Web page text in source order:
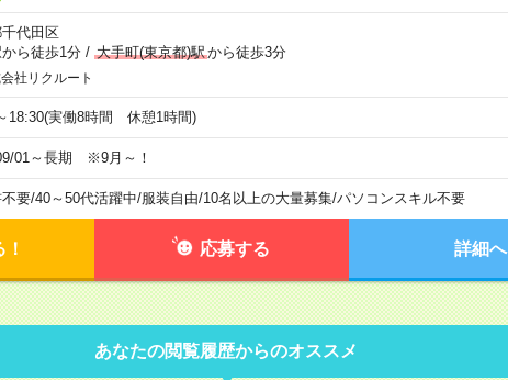
代田区
ら徒歩1分/ 大手町(東京都)駅から徒歩3分
社リクルート
18:30(実働8時間 休憩1時間)
01～長期 ※9月～！
要/40～50代活躍中/服装自由/10名以上の大量募集/パソコンスキル不要
応募する 詳細へ
あなたの閲覧履歴からのオススメ